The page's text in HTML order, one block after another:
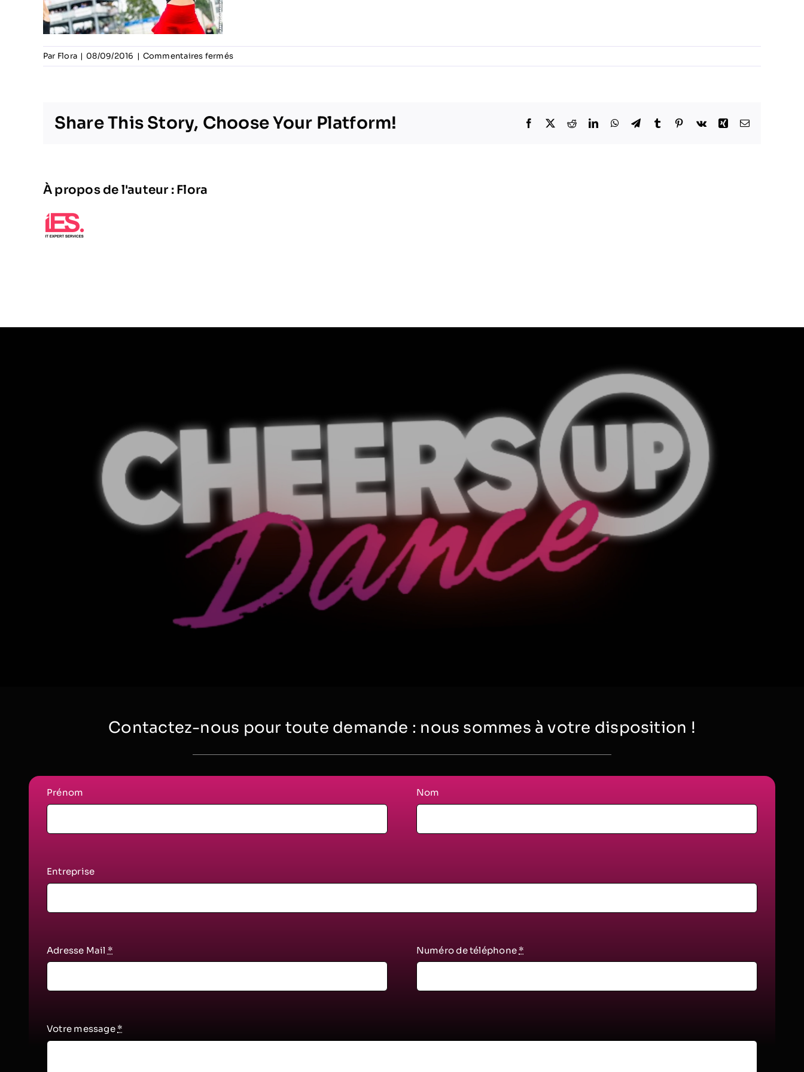
Par Flora | 08/09/2016 | Commentaires ferméssur
Rallycross
Share This Story, Choose Your Platform! Facebook RedditLinkedInWhatsApp
TelegramTumblr Pinterest
Vk Xing Email
À propos de l'auteur : Flora
Contactez-nous pour toute demande : nous sommes à votre disposition !
Prénom Nom
Entreprise
Adresse Mail * Numéro de téléphone *
Votre message*